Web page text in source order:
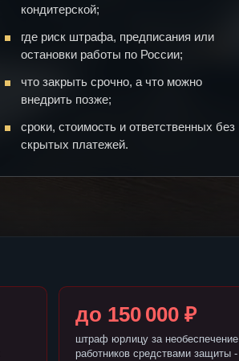
кондитерской;
где риск штрафа, предписания или
остановки работы по России;
что закрыть срочно, а что можно
внедрить позже;
сроки, стоимость и ответственных без
скрытых платежей.
до 150 000 ₽
штраф юрлицу за необеспечение
работников средствами защиты -